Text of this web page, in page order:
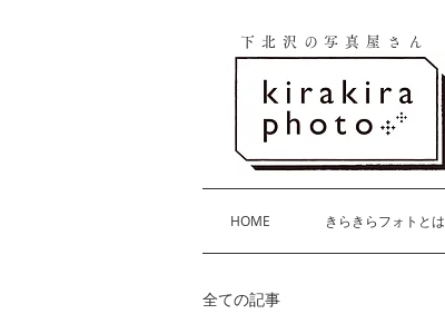
下北沢の写真屋さん
HOME きらきらフォトとは
全ての記事